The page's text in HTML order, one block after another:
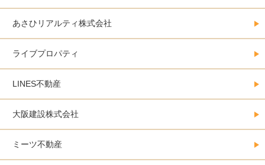
あさひリアルティ株式会社
ライブプロパティ
LINES不動産
大阪建設株式会社
ミーツ不動産